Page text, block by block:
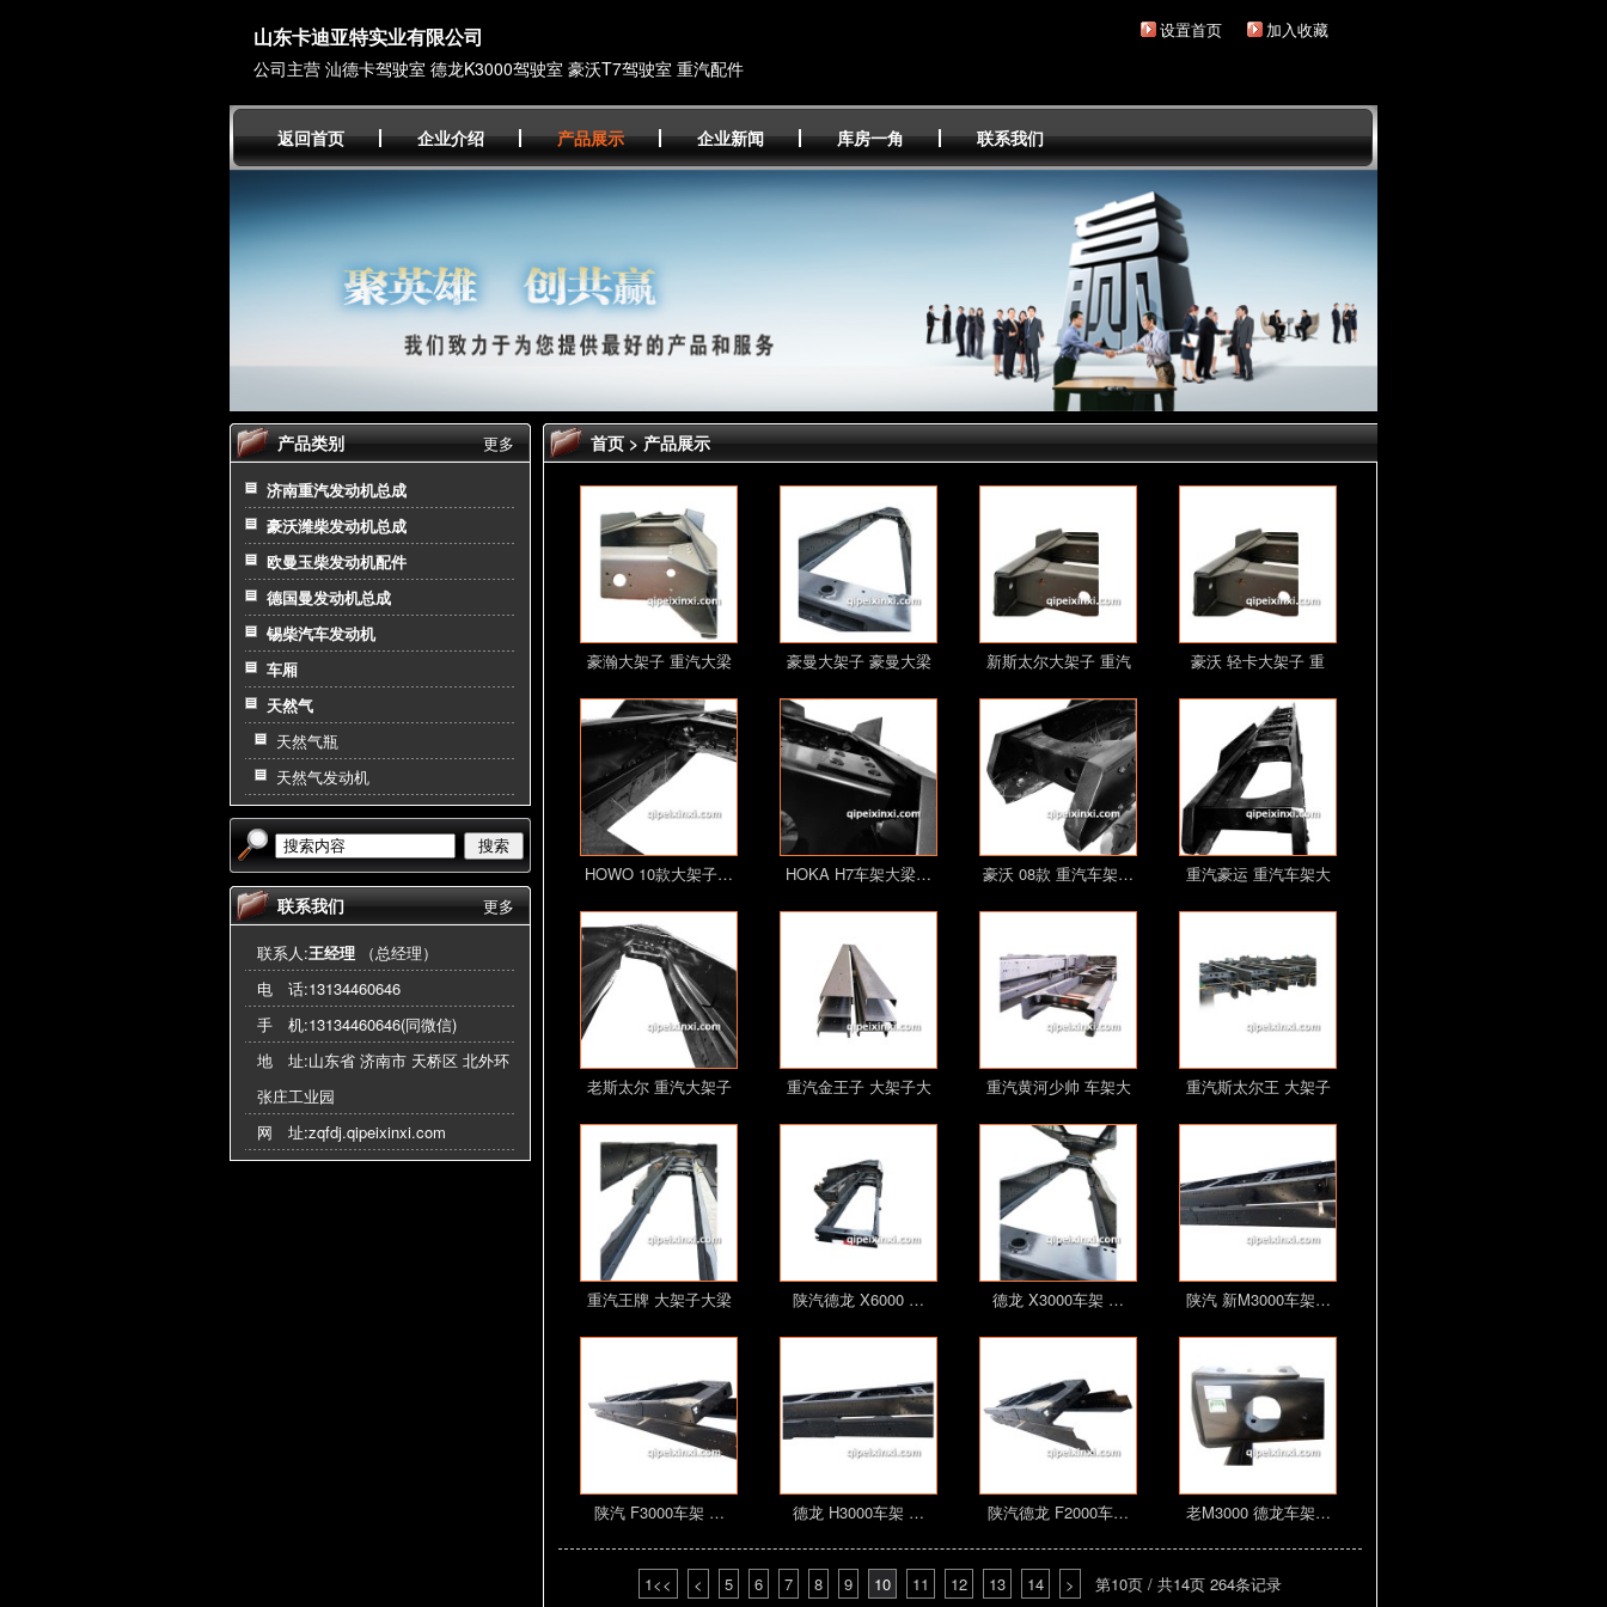
山东卡迪亚特实业有限公司
公司主营 汕德卡驾驶室 德龙K3000驾驶室 豪沃T7驾驶室 重汽配件
设置首页 加入收藏
返回首页 企业介绍 产品展示 企业新闻 库房一角 联系我们
更多
产品类别
济南重汽发动机总成
豪沃潍柴发动机总成
欧曼玉柴发动机配件
德国曼发动机总成
锡柴汽车发动机
车厢
天然气
天然气瓶
天然气发动机
搜索
更多
联系我们
联系人:王经理 （总经理）
电 话:13134460646
手 机:13134460646(同微信)
地 址:山东省 济南市 天桥区 北外环
张庄工业园
网 址:zqfdj.qipeixinxi.com
首页>产品展示
豪瀚大架子 重汽大梁
…
豪曼大架子 豪曼大梁
…
新斯太尔大架子 重汽
大…
豪沃 轻卡大架子 重
汽…
HOWO 10款大架子… HOKA H7车架大梁… 豪沃 08款 重汽车架…
重汽豪运 重汽车架大
梁…
老斯太尔 重汽大架子
大…
重汽金王子 大架子大
梁…
重汽黄河少帅 车架大
梁…
重汽斯太尔王 大架子
大…
重汽王牌 大架子大梁
…
陕汽德龙 X6000 … 德龙 X3000车架 … 陕汽 新M3000车架…
陕汽 F3000车架 … 德龙 H3000车架 … 陕汽德龙 F2000车… 老M3000 德龙车架…
1<< < 5 6 7 8 9 10 11 12 13 14 > 第10页 / 共14页 264条记录